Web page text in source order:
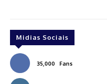
Midias Sociais
35,000 Fans